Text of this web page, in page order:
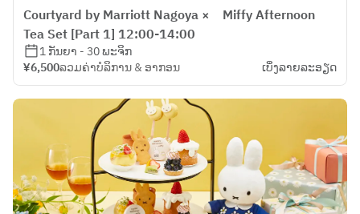
Courtyard by Marriott Nagoya × Miffy Afternoon
Tea Set [Part 1] 12:00-14:00
1 ກັນຍາ - 30 ພະຈິກ
¥6,500ລວມຄ່າບໍລິການ & ອາກອນ ເບິ່ງ​ລາຍ​ລະ​ອຽດ